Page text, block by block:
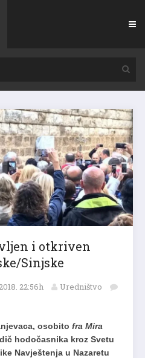
i otkriven
Sinjske
22:56h Uredništvo
osobito fra Mira
hodočasnika kroz Svetu
Navještenja u Nazaretu